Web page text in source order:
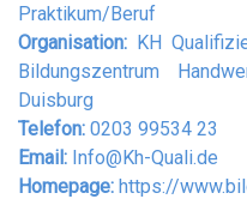
Praktikum/Beruf
Organisation: KH
Bildungszentrum
Duisburg
Telefon: 0203 99534 23
Email: Info@Kh-Quali.de
Homepage: https://